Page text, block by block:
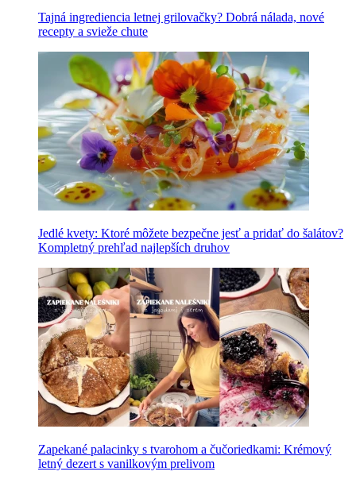
Tajná ingrediencia letnej grilovačky? Dobrá nálada, nové
recepty a svieže chute
Jedlé kvety: Ktoré môžete bezpečne jesť a pridať do šalátov?
Kompletný prehľad najlepších druhov
Zapekané palacinky s tvarohom a čučoriedkami: Krémový
letný dezert s vanilkovým prelivom